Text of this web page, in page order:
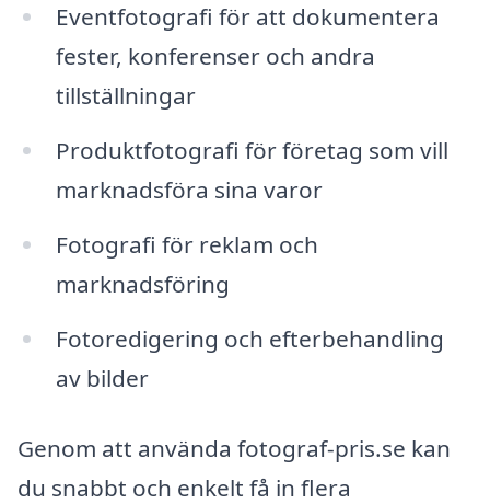
Eventfotografi för att dokumentera
fester, konferenser och andra
tillställningar
Produktfotografi för företag som vill
marknadsföra sina varor
Fotografi för reklam och
marknadsföring
Fotoredigering och efterbehandling
av bilder
Genom att använda fotograf-pris.se kan
du snabbt och enkelt få in flera